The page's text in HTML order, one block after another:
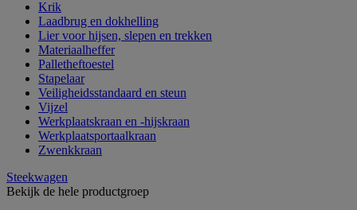
Krik
Laadbrug en dokhelling
Lier voor hijsen, slepen en trekken
Materiaalheffer
Palletheftoestel
Stapelaar
Veiligheidsstandaard en steun
Vijzel
Werkplaatskraan en -hijskraan
Werkplaatsportaalkraan
Zwenkkraan
Steekwagen
Bekijk de hele productgroep